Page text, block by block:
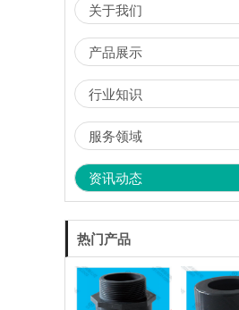
关于我们
产品展示
行业知识
服务领域
资讯动态
热门产品